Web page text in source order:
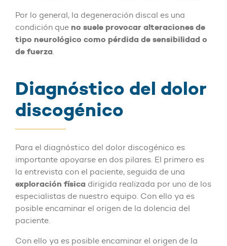
Por lo general, la degeneración discal es una
condición que no suele provocar alteraciones de
tipo neurológico como pérdida de sensibilidad o
de fuerza.
Diagnóstico del dolor
discogénico
Para el diagnóstico del dolor discogénico es
importante apoyarse en dos pilares. El primero es
la entrevista con el paciente, seguida de una
exploración física dirigida realizada por uno de los
especialistas de nuestro equipo. Con ello ya es
posible encaminar el origen de la dolencia del
paciente.
Con ello ya es posible encaminar el origen de la